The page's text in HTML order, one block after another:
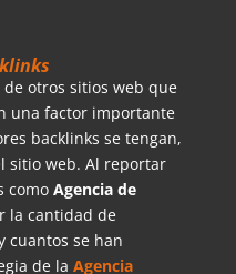
otros sitios web que
una factor importante
backlinks se tengan,
sitio web. Al reportar
como Agencia de
la cantidad de
cuantos se han
de la Agencia